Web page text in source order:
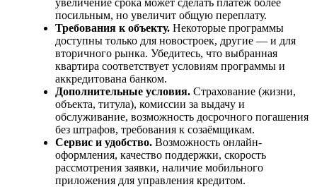
посильным, но увеличит общую переплату.
Требования к объекту. Некоторые программы
доступны только для новостроек, другие — и для
вторичного рынка. Убедитесь, что выбранная
квартира соответствует условиям программы и
аккредитована банком.
Дополнительные условия. Страхование (жизни,
объекта, титула), комиссии за выдачу и
обслуживание, возможность досрочного погашения
без штрафов, требования к созаёмщикам.
Сервис и удобство. Возможность онлайн-
оформления, качество поддержки, скорость
рассмотрения заявки, наличие мобильного
приложения для управления кредитом.